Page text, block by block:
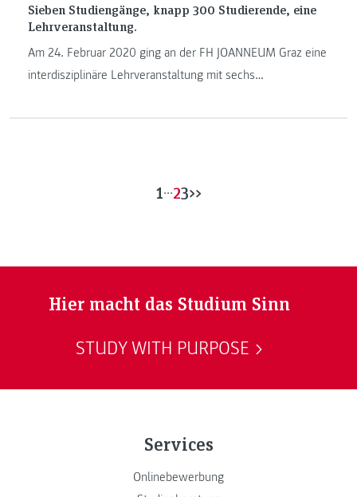
Sieben Studiengänge, knapp 300 Studierende, eine
Lehrveranstaltung.
Am 24. Februar 2020 ging an der FH JOANNEUM Graz eine
interdisziplinäre Lehrveranstaltung mit sechs
1...23>>
Hier macht das Studium Sinn
STUDY WITH PURPOSE
Services
Onlinebewerbung